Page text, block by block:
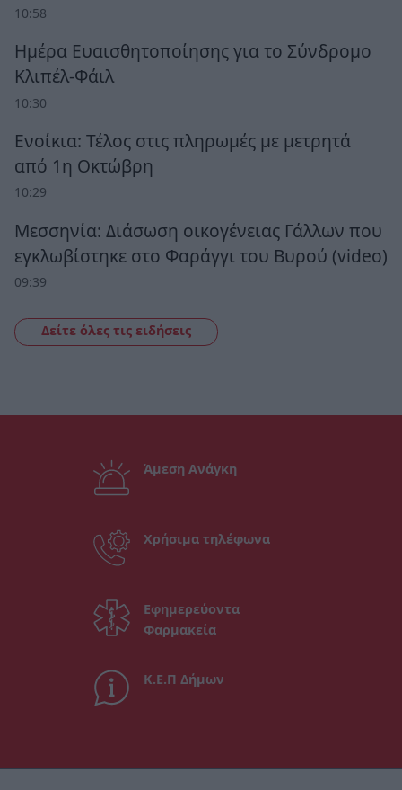
10:58
Ημέρα Ευαισθητοποίησης για το Σύνδρομο
Κλιπέλ-Φάιλ
10:30
Ενοίκια: Τέλος στις πληρωμές με μετρητά
από 1η Οκτώβρη
10:29
Μεσσηνία: Διάσωση οικογένειας Γάλλων που
εγκλωβίστηκε στο Φαράγγι του Βυρού (video)
09:39
Δείτε όλες τις ειδήσεις
Άμεση Ανάγκη
Χρήσιμα τηλέφωνα
Εφημερεύοντα
Φαρμακεία
Κ.Ε.Π Δήμων